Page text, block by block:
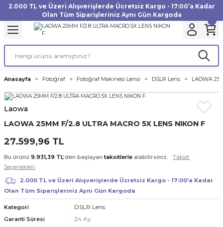
2.000 TL ve Üzeri Alışverişlerde Ücretsiz Kargo - 17:00’a Kadar
Olan Tüm Siparişleriniz Aynı Gün Kargoda
Geri Dön
Aksesuarları
Geri Dön
Geri Dön
Geri Dön
Geri Dön
Geri Dön
Geri Dön
Geri Dön
Geri Dön
Geri Dön
Geri Dön
Geri Dön
Anasayfa Fotoğraf Fotoğraf Makinesi Lensi DSLR Lens LAOWA
Laowa
LAOWA 25MM F/2.8 ULTRA MACRO 5X LENS NIKON F
27.599,96 TL
Bu ürünü 9.931,39 TL’den başlayantaksitlerle alabilirsiniz.
Taksit
Seçenekleri
2.000 TL ve Üzeri Alışverişlerde Ücretsiz Kargo - 17:00’a Kadar
Olan Tüm Siparişleriniz Aynı Gün Kargoda
Kategori DSLR Lens
Garanti Süresi 24 Ay